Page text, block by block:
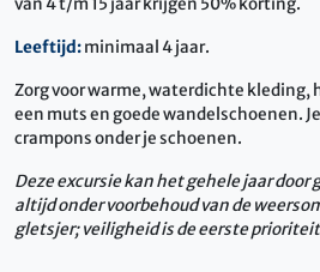
Leeftijd:minimaal 4 jaar.
Zorg voor warme, waterdichte kleding,
een muts en goede wandelschoenen.
crampons onder je schoenen.
Deze excursie kan het gehele jaar door
altijd onder voorbehoud van de
gletsjer; veiligheid is de eerste